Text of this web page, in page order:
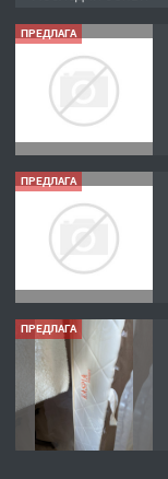
ПРЕДЛАГА
ПРЕДЛАГА
ПРЕДЛАГА